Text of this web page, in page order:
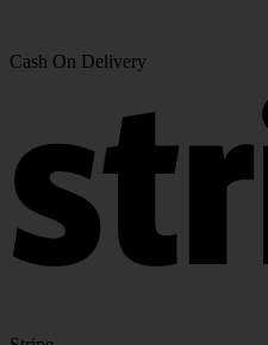
Cash On Delivery